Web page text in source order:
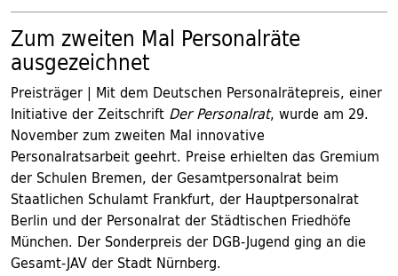
Zum zweiten Mal Personalräte
ausgezeichnet
Preisträger | Mit dem Deutschen Personalrätepreis, einer
Initiative der Zeitschrift Der Personalrat, wurde am 29.
November zum zweiten Mal innovative
Personalratsarbeit geehrt. Preise erhielten das Gremium
der Schulen Bremen, der Gesamtpersonalrat beim
Staatlichen Schulamt Frankfurt, der Hauptpersonalrat
Berlin und der Personalrat der Städtischen Friedhöfe
München. Der Sonderpreis der DGB-Jugend ging an die
Gesamt-JAV der Stadt Nürnberg.